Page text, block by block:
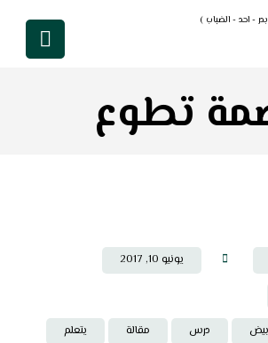
تطوع
يونيو 10, 2017
درس مقالة يتعلم